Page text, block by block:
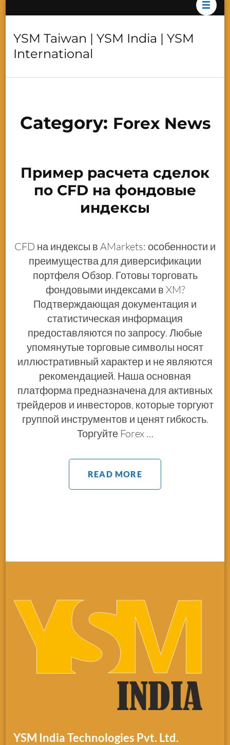
YSM Taiwan | YSM India | YSM
International
Category: Forex News
Пример расчета сделок
по CFD на фондовые
индексы
CFD на индексы в AMarkets: особенности и
преимущества для диверсификации
портфеля Обзор. Готовы торговать
фондовыми индексами в XM?
Подтверждающая документация и
статистическая информация
предоставляются по запросу. Любые
упомянутые торговые символы носят
иллюстративный характер и не являются
рекомендацией. Наша основная
платформа предназначена для активных
трейдеров и инвесторов, которые торгуют
группой инструментов и ценят гибкость.
Торгуйте Forex …
READ MORE
YSM India Technologies Pvt. Ltd.